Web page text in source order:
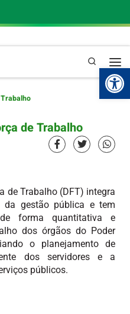
Pesquisa
de Trabalho
de Trabalho (DFT) integra
da gestão pública e tem
forma quantitativa e
dos órgãos do Poder
o planejamento de
dos servidores e a
públicos.